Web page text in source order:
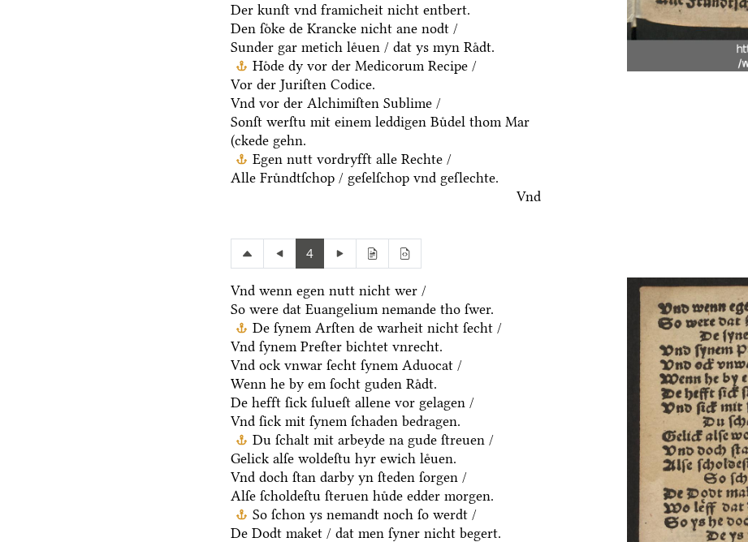
Der kunſt vnd framicheit nicht entbert.
Den ſoͤke de Krancke nicht ane nodt /
Sunder gar metich leͤuen / dat ys myn Raͤdt.
Hoͤde dy vor der Medicorum Recipe /
Vor der Juriſten Codice.
Vnd vor der Alchimiſten Sublime /
Sonſt werſtu mit einem leddigen Buͤdel thom Mar
(ckede gehn.
Egen nutt vordryfft alle Rechte /
Alle Fruͤndtſchop / geſelſchop vnd geſlechte.
Vnd
4
Vnd wenn egen nutt nicht wer /
So were dat Euangelium nemande tho ſwer.
De ſynem Arſten de warheit nicht ſecht /
Vnd ſynem Preſter bichtet vnrecht.
Vnd ock vnwar ſecht ſynem Aduocat /
Wenn he by em ſocht guden Raͤdt.
De hefft ſick ſulueſt allene vor gelagen /
Vnd ſick mit ſynem ſchaden bedragen.
Du ſchalt mit arbeyde na gude ſtreuen /
Gelick alſe woldeſtu hyr ewich leͤuen.
Vnd doch ſtan darby yn ſteden ſorgen /
Alſe ſcholdeſtu ſteruen huͤde edder morgen.
So ſchon ys nemandt noch ſo werdt /
De Dodt maket / dat men ſyner nicht begert.